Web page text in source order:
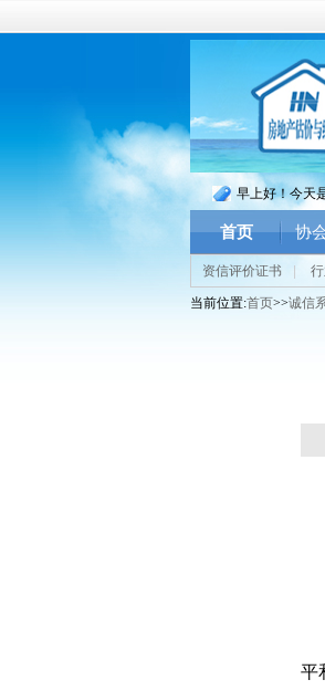
早上好！今天
首页 协
资信评价证书
当前位置:首页>>诚信
平